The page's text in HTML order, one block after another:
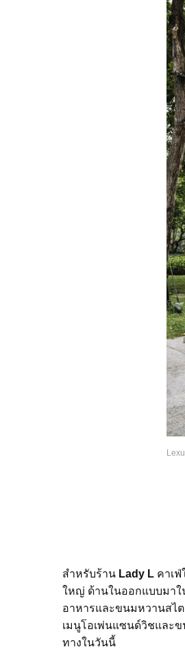
สำหรับร้าน Lady L คาเ
ใหญ่ ด้านในออกแบบมาใ
อาหารและขนมหวานสไต
เมนูโอเพ่นแซนด์วิชและ
ทางในวันนี้